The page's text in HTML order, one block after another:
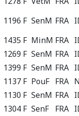
1196 F SenM FRA
1435 F MinM FRA
1269 F SenM FRA
1399 F SenM FRA
1137 F PouF FRA
1130 F SenM FRA
1304 F SenF FRA